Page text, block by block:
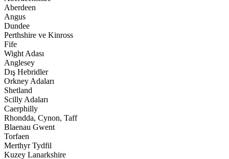
Aberdeen
Angus
Dundee
Perthshire ve Kinross
Fife
Wight Adası
Anglesey
Dış Hebridler
Orkney Adaları
Shetland
Scilly Adaları
Caerphilly
Rhondda, Cynon, Taff
Blaenau Gwent
Torfaen
Merthyr Tydfil
Kuzey Lanarkshire